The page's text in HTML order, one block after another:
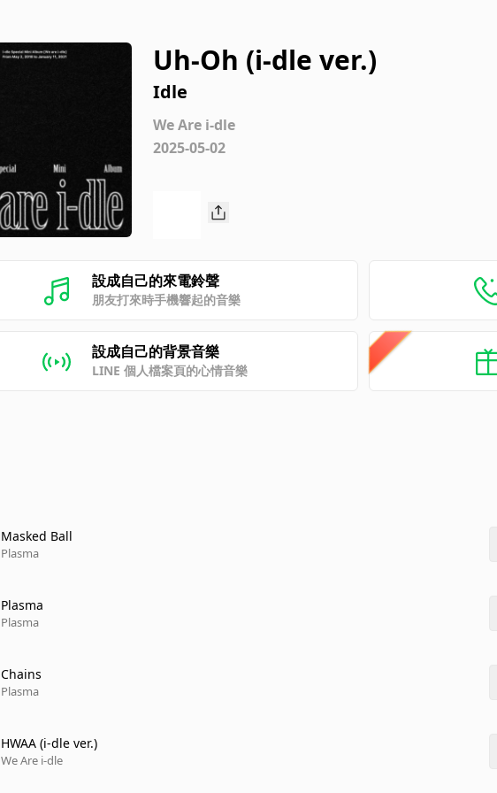
Uh-Oh (i-dle ver.)
Idle
We Are i-dle
2025-05-02
設成自己的來電鈴聲
朋友打來時手機響起的音樂
設成自己的背景音樂
LINE 個人檔案頁的心情音樂
Masked Ball
Plasma
Plasma
Plasma
Chains
Plasma
HWAA (i-dle ver.)
We Are i-dle